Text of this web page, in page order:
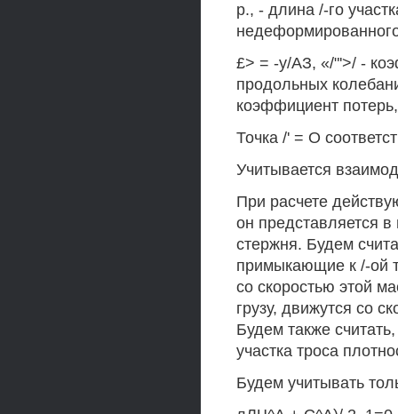
р., - длина /-го
£> = -у/АЗ, «/"'>/ -
продольных
коэффициент
Точка /' = О
Учитывается
При расчете
он представляется в
стержня. Будем
примыкающие к /-ой
со скоростью этой
грузу, движутся со
Будем также
участка троса
Будем учитывать